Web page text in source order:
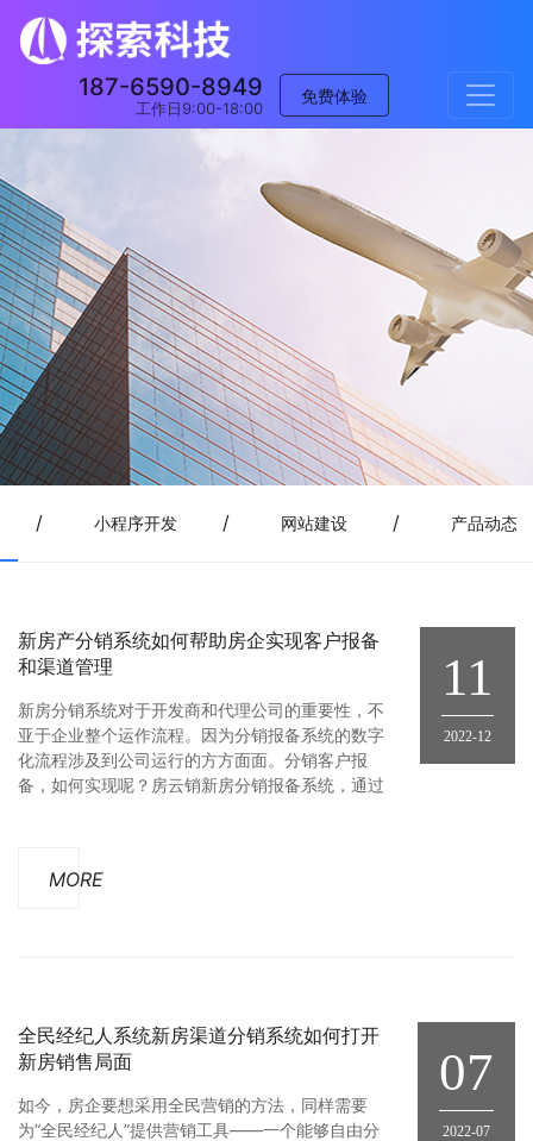
187-6590-8949
工作日9:00-18:00
免费体验
/ 小程序开发 / 网站建设 / 产品动态
11
2022-12
新房产分销系统如何帮助房企实现客户报备
和渠道管理
新房分销系统对于开发商和代理公司的重要性，不
亚于企业整个运作流程。因为分销报备系统的数字
化流程涉及到公司运行的方方面面。分销客户报
备，如何实现呢？房云销新房分销报备系统，通过
备页面，填写客户信息，实现客户的报备过程；渠
MORE
07
2022-07
全民经纪人系统新房渠道分销系统如何打开
新房销售局面
如今，房企要想采用全民营销的方法，同样需要
为“全民经纪人”提供营销工具——一个能够自由分